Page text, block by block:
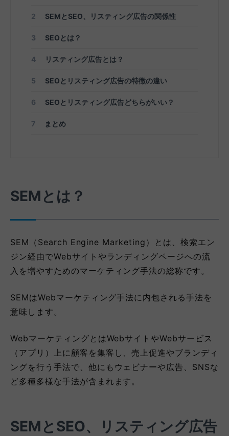
2 SEMとSEO、リスティング広告の関係性
3 SEOとは？
4 リスティング広告とは？
5 SEOとリスティング広告の特徴の違い
6 SEOとリスティング広告どちらがいい？
7 まとめ
SEMとは？
SEM（Search Engine Marketing）とは、検索エン
ジン経由でWebサイト やランディングページへの流
入を増やすためのマーケティング手法の総称です。
SEMはWebマーケティング手法に内包される手法を
意味します。
WebマーケティングとはWebサイトやWebサービス
（アプリ）上に顧客を集客し、売上促進やブランディ
ングを行う手法で、他にもウェビナーや広告、SNSな
ど多種多様な手法が含まれます。
SEMとSEO、リスティング広告